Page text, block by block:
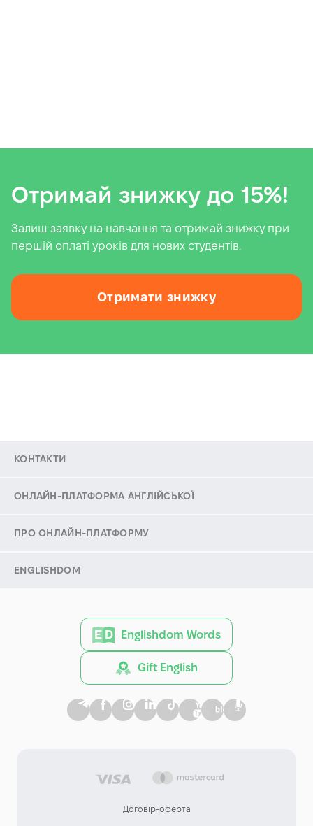
Отримай знижку до 15%!
Залиш заявку на навчання та отримай знижку при
першій оплаті уроків для нових студентів.
Отримати знижку
КОНТАКТИ
ОНЛАЙН-ПЛАТФОРМА АНГЛІЙСЬКОЇ
ПРО ОНЛАЙН-ПЛАТФОРМУ
ENGLISHDOM
Englishdom Words
Gift English
Договір-оферта